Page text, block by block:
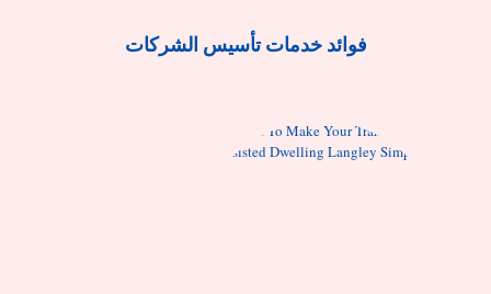
فوائد خدمات تأسيس الشركات